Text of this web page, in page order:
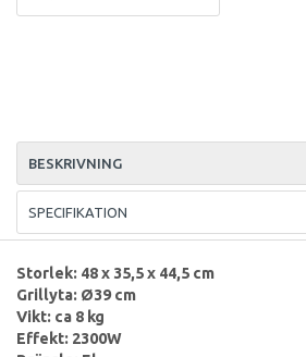
BESKRIVNING
SPECIFIKATION
Storlek: 48 x 35,5 x 44,5 cm
Grillyta: Ø39 cm
Vikt: ca 8 kg
Effekt: 2300W